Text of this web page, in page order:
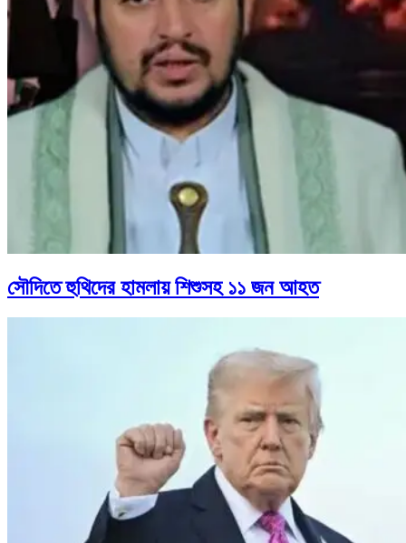
সৌদিতে হুথিদের হামলায় শিশুসহ ১১ জন আহত